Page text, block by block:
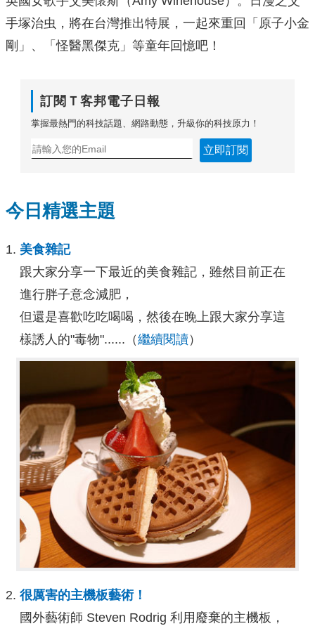
手塚治虫，將在台灣推出特展，一起來重回「原子小金
剛」、「怪醫黑傑克」等童年回憶吧！
訂閱Ｔ客邦電子日報
掌握最熱門的科技話題、網路動態，升級你的科技原力！
立即訂閱
今日精選主題
美食雜記
跟大家分享一下最近的美食雜記，雖然目前正在
進行胖子意念減肥，
但還是喜歡吃吃喝喝，然後在晚上跟大家分享這
樣誘人的"毒物"......（繼續閱讀）
很厲害的主機板藝術！
國外藝術師 Steven Rodrig 利用廢棄的主機板，